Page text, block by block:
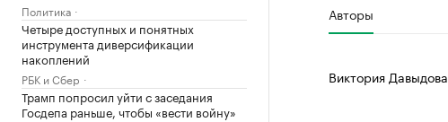
Политика
Четыре доступных и понятных
инструмента диверсификации
накоплений
РБК и Сбер
Трамп попросил уйти с заседания
Госдепа раньше, чтобы «вести войну»
Авторы
Виктория Давыдова